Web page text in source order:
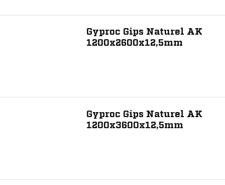
Afgeschuinde kant
Gyproc Gips Naturel AK
1200x2600x12,5mm
Gyproc Gips Naturel AK
1200x3600x12,5mm